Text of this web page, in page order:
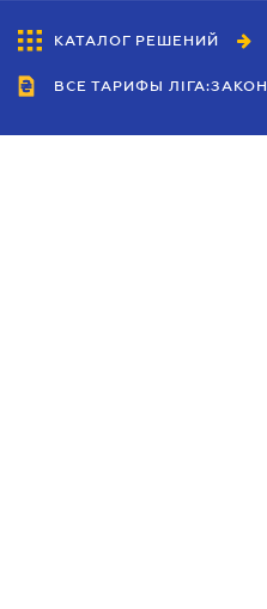
КАТАЛОГ РЕШЕНИЙ
ВСЕ ТАРИФЫ ЛІГА:ЗАКОН